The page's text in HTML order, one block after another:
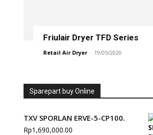
Friulair Dryer TFD Series
Retail Air Dryer - 19/05/2020
Sparepart buy Online
TXV SPORLAN ERVE-5-CP100.
Rp1,690,000.00